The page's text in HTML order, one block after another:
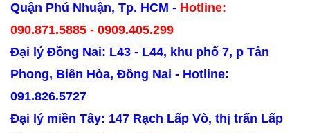
Quận Phú Nhuận, Tp. HCM - Hotline:
090.871.5885 - 0909.405.299
Đại lý Đồng Nai: L43 - L44, khu phố 7, p Tân
Phong, Biên Hòa, Đồng Nai - Hotline:
091.826.5727
Đại lý miền Tây: 147 Rạch Lấp Vò, thị trấn Lấp